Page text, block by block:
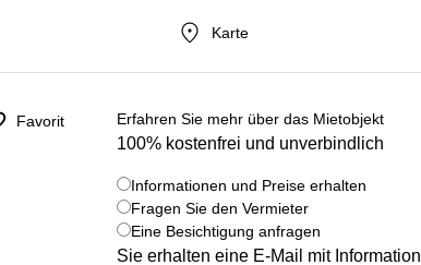
Karte
Favorit Erfahren Sie mehr über das Mietobjekt
100% kostenfrei und unverbindlich
Informationen und Preise erhalten
Fragen Sie den Vermieter
Eine Besichtigung anfragen
Sie erhalten eine E-Mail mit